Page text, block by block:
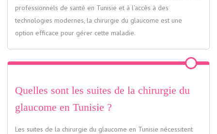
professionnels de santé en Tunisie et à l’accès à des
technologies modernes, la chirurgie du glaucome est une
option efficace pour gérer cette maladie.
Quelles sont les suites de la chirurgie du
glaucome en Tunisie ?
Les suites de la chirurgie du glaucome en Tunisie nécessitent